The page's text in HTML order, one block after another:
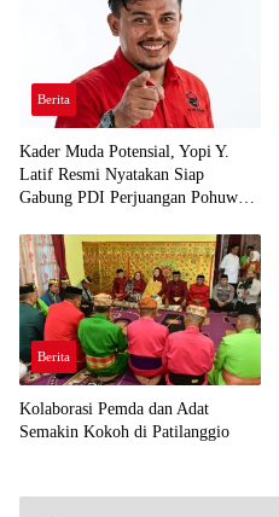
Berita
Kader Muda Potensial, Yopi Y.
Latif Resmi Nyatakan Siap
Gabung PDI Perjuangan Pohuwato
Berita
Kolaborasi Pemda dan Adat
Semakin Kokoh di Patilanggio